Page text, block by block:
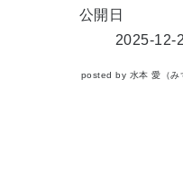
公開日
2025-12-
posted by 水本 愛（み